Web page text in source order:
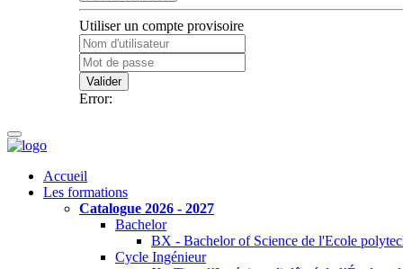
Utiliser un compte provisoire
Valider
Error:
Accueil
Les formations
Catalogue 2026 - 2027
Bachelor
BX - Bachelor of Science de l'Ecole
Cycle Ingénieur